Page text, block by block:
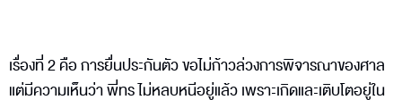
เรื่องที่ 2 คือ การยื่นประกันตัว ขอไม่ก้าวล่วงการพิจารณาของศาล
แต่มีความเห็นว่า พี่ทร ไม่หลบหนีอยู่แล้ว เพราะเกิดและเติบโตอยู่ใน